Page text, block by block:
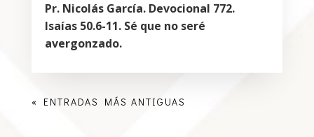
Pr. Nicolás García. Devocional 772.
Isaías 50.6-11. Sé que no seré
avergonzado.
« ENTRADAS MÁS ANTIGUAS